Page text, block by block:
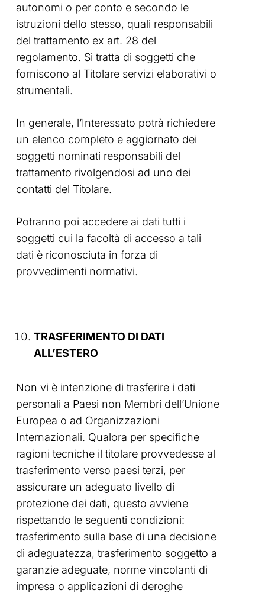
autonomi o per conto e secondo le
istruzioni dello stesso, quali responsabili
del trattamento ex art. 28 del
regolamento. Si tratta di soggetti che
forniscono al Titolare servizi elaborativi o
strumentali.
In generale, l’Interessato potrà richiedere
un elenco completo e aggiornato dei
soggetti nominati responsabili del
trattamento rivolgendosi ad uno dei
contatti del Titolare.
Potranno poi accedere ai dati tutti i
soggetti cui la facoltà di accesso a tali
dati è riconosciuta in forza di
provvedimenti normativi.
TRASFERIMENTO DI DATI
ALL’ESTERO
Non vi è intenzione di trasferire i dati
personali a Paesi non Membri dell’Unione
Europea o ad Organizzazioni
Internazionali. Qualora per specifiche
ragioni tecniche il titolare provvedesse al
trasferimento verso paesi terzi, per
assicurare un adeguato livello di
protezione dei dati, questo avviene
rispettando le seguenti condizioni:
trasferimento sulla base di una decisione
di adeguatezza, trasferimento soggetto a
garanzie adeguate, norme vincolanti di
impresa o applicazioni di deroghe